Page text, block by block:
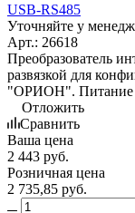
USB-RS485
Уточняйте у
Арт.: 26618
Преобразователь
развязкой для
"ОРИОН". Питание
Отложить
Сравнить
Ваша цена
2 443 руб.
Розничная цена
2 735,85 руб.